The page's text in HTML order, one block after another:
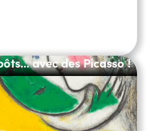
avec des Picasso !